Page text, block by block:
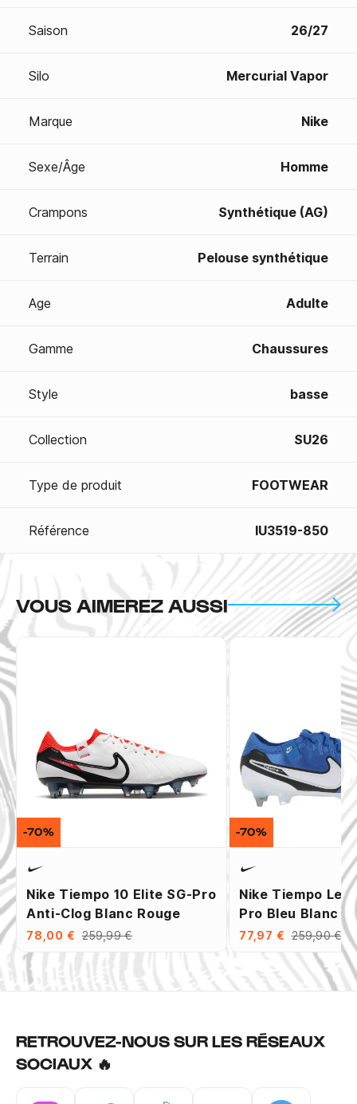
Saison 26/27
Silo Mercurial Vapor
Marque Nike
Sexe/Âge Homme
Crampons Synthétique (AG)
Terrain Pelouse synthétique
Age Adulte
Gamme Chaussures
Style basse
Collection SU26
Type de produit FOOTWEAR
Référence IU3519-850
VOUS AIMEREZ AUSSI
Nike Tiempo 10 Elite SG-Pro
Anti-Clog Blanc Rouge
78,00 € 259,99 €
-70%
Nike Tiempo
Pro Bleu Blanc
77,97 € 259,90 €
-70%
RETROUVEZ-NOUS SUR LES RÉSEAUX
SOCIAUX 🔥